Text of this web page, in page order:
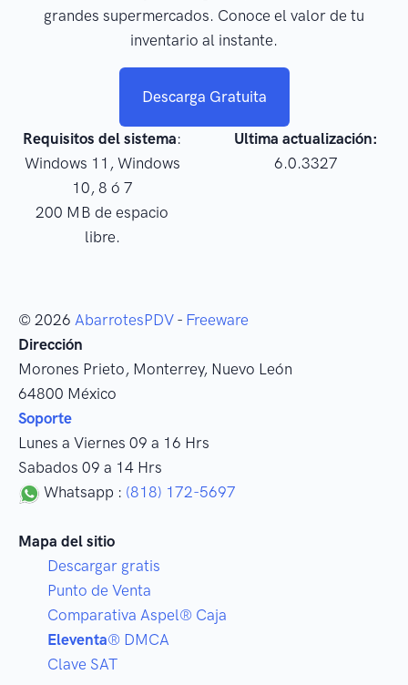
grandes supermercados. Conoce el valor de tu
inventario al instante.
Descarga Gratuita
Requisitos del sistema:
Windows 11, Windows
10, 8 ó 7
200 MB de espacio
libre.
Ultima actualización:
6.0.3327
© 2026 AbarrotesPDV - Freeware
Dirección
Morones Prieto, Monterrey, Nuevo León
64800 México
Soporte
Lunes a Viernes 09 a 16 Hrs
Sabados 09 a 14 Hrs
Whatsapp : (818) 172-5697
Mapa del sitio
Descargar gratis
Punto de Venta
Comparativa Aspel® Caja
Eleventa® DMCA
Clave SAT